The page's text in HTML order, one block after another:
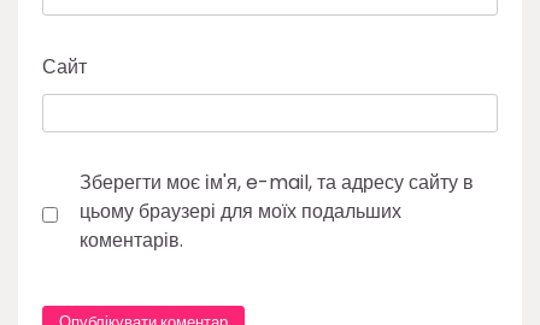
Сайт
Зберегти моє ім'я, e-mail, та адресу сайту в
цьому браузері для моїх подальших
коментарів.